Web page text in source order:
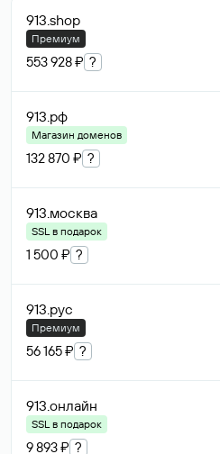
913.shop
Премиум
553 928 ₽ ?
913.рф
Магазин доменов
132 870 ₽ ?
913.москва
SSL в подарок
1 500 ₽ ?
913.рус
Премиум
56 165 ₽ ?
913.онлайн
SSL в подарок
9 893 ₽ ?